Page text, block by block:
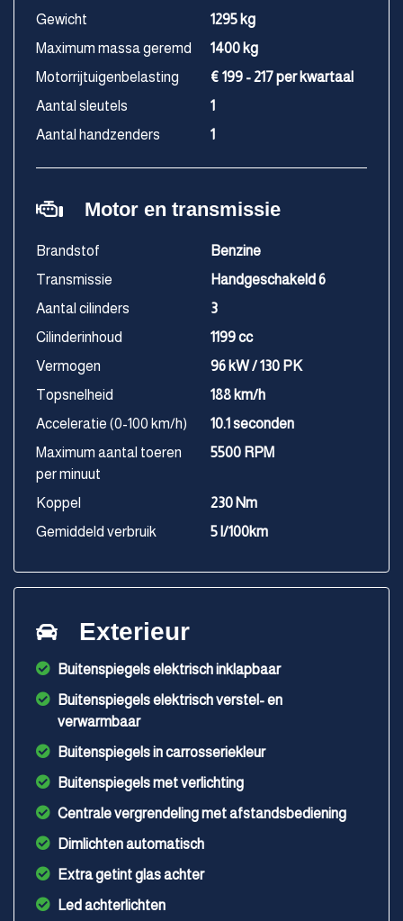
Gewicht
1295 kg
Maximum massa geremd
1400 kg
Motorrijtuigenbelasting
€ 199 - 217 per kwartaal
Aantal sleutels
1
Aantal handzenders
1
Motor en transmissie
Brandstof
Benzine
Transmissie
Handgeschakeld 6
Aantal cilinders
3
Cilinderinhoud
1199 cc
Vermogen
96 kW / 130 PK
Topsnelheid
188 km/h
Acceleratie (0-100 km/h)
10.1 seconden
Maximum aantal toeren
per minuut
5500 RPM
Koppel
230 Nm
Gemiddeld verbruik
5 l/100km
Exterieur
Buitenspiegels elektrisch inklapbaar
Buitenspiegels elektrisch verstel- en
verwarmbaar
Buitenspiegels in carrosseriekleur
Buitenspiegels met verlichting
Centrale vergrendeling met afstandsbediening
Dimlichten automatisch
Extra getint glas achter
Led achterlichten